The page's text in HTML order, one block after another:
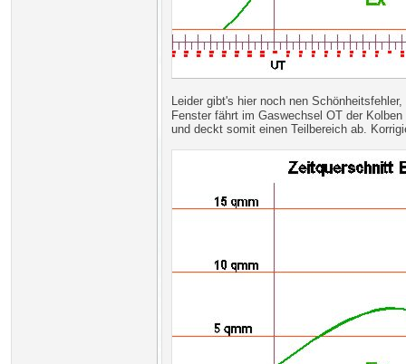
Leider gibt's hier noch nen
Fenster fährt im Gaswechsel OT der
und deckt somit einen Teilbereich ab.